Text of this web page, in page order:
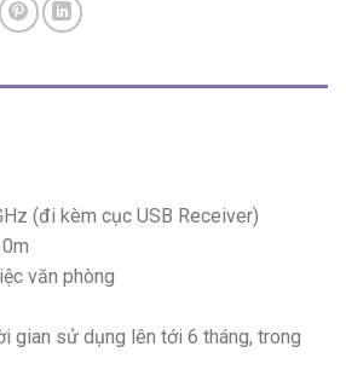
(đi kèm cục USB Receiver)
văn phòng
gian sử dụng lên tới 6 tháng, trong